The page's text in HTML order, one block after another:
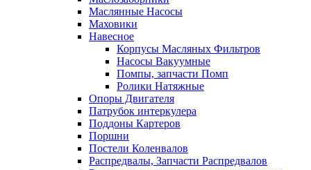
Маслянные Насосы
Маховики
Навесное
Корпусы Масляных Фильтров
Насосы Вакуумные
Помпы, запчасти Помп
Ролики Натяжные
Опоры Двигателя
Патрубок интеркулера
Поддоны Картеров
Поршни
Постели Коленвалов
Распредвалы, Запчасти Распредвалов